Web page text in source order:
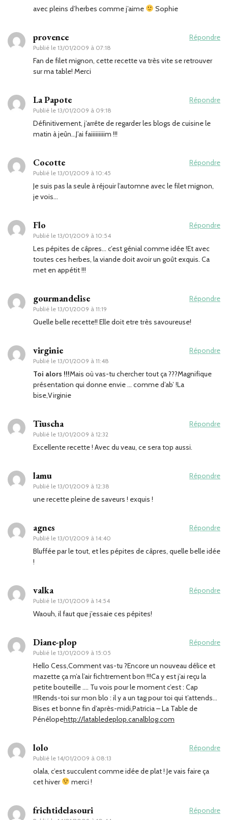
avec pleins d’herbes comme j’aime Sophie
provence
Publié le 13/01/2009 à 07:18
Répondre
Fan de filet mignon, cette recette va très vite se retrouver
sur ma table! Merci
La Papote
Publié le 13/01/2009 à 09:18
Répondre
Définitivement, j’arrête de regarder les blogs de cuisine le
matin à jeûn…J’ai faiiiiiiiiim !!!
Cocotte
Publié le 13/01/2009 à 10:45
Répondre
Je suis pas la seule à réjouir l’automne avec le filet mignon,
je vois…
Flo
Publié le 13/01/2009 à 10:54
Répondre
Les pépites de câpres… c’est génial comme idée !Et avec
toutes ces herbes, la viande doit avoir un goût exquis. Ca
met en appétit !!!
gourmandelise
Publié le 13/01/2009 à 11:19
Répondre
Quelle belle recette!! Elle doit etre très savoureuse!
virginie
Publié le 13/01/2009 à 11:48
Répondre
Toi alors !!!Mais où vas-tu chercher tout ça ???Magnifique
présentation qui donne envie … comme d’ab’ !La
bise,Virginie
Tiuscha
Publié le 13/01/2009 à 12:32
Répondre
Excellente recette ! Avec du veau, ce sera top aussi.
lamu
Publié le 13/01/2009 à 12:38
Répondre
une recette pleine de saveurs ! exquis !
agnes
Publié le 13/01/2009 à 14:40
Répondre
Bluffée par le tout, et les pépites de câpres, quelle belle idée
!
valka
Publié le 13/01/2009 à 14:54
Répondre
Waouh, il faut que j’essaie ces pépites!
Diane-plop
Publié le 13/01/2009 à 15:05
Répondre
Hello Cess,Comment vas-tu ?Encore un nouveau délice et
mazette ça m’a l’air fichtrement bon !!!Ca y est j’ai reçu la
petite bouteille …. Tu vois pour le moment c’est : Cap
!!!Rends-toi sur mon blo : il y a un tag pour toi qui t’attends…
Bises et bonne fin d’après-midi,Patricia – La Table de
Pénélopehttp://latabledeplop.canalblog.com
lolo
Publié le 14/01/2009 à 08:13
Répondre
olala, c’est succulent comme idée de plat ! Je vais faire ça
cet hiver
merci !
frichtidelasouri Répondre